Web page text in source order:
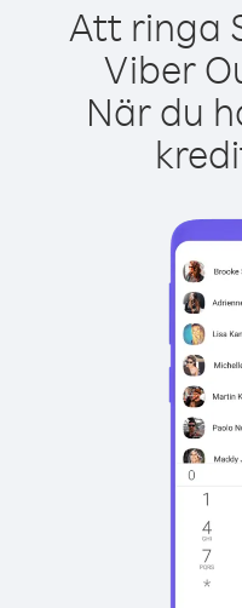
Att ringa
Viber
När du